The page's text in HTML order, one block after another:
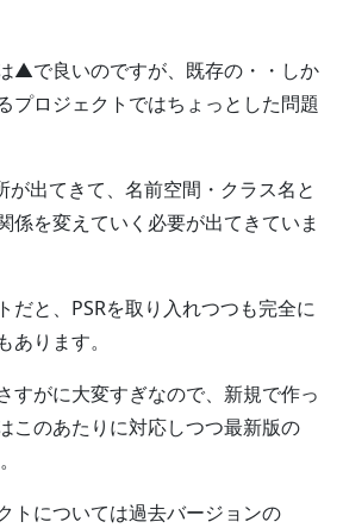
▲で良いのですが、既存の・・しか
プロジェクトではちょっとした問題
が出てきて、名前空間・クラス名と
係を変えていく必要が出てきていま
だと、PSRを取り入れつつも完全に
ります。
すがに大変すぎなので、新規で作っ
このあたりに対応しつつ最新版の
トについては過去バージョンの